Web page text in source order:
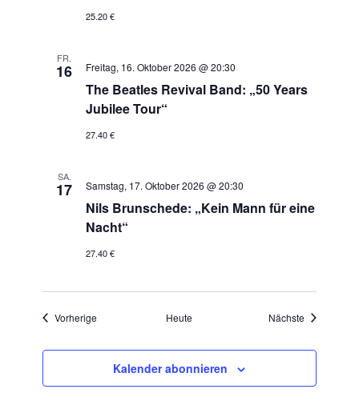
25.20 €
FR.
16 Freitag, 16. Oktober 2026 @ 20:30
The Beatles Revival Band: „50 Years
Jubilee Tour“
27.40 €
SA.
17 Samstag, 17. Oktober 2026 @ 20:30
Nils Brunschede: „Kein Mann für eine
Nacht“
27.40 €
Vorherige VeranstaltungenHeute Nächste
Kalender abonnieren